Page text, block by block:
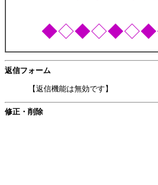
返信フォーム
【返信機能は無効です】
修正・削除